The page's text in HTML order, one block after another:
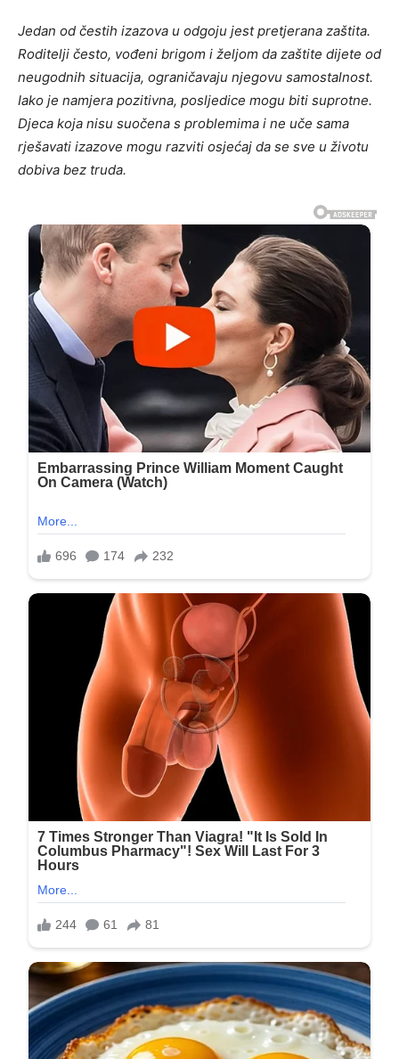
Jedan od čestih izazova u odgoju jest pretjerana zaštita.
Roditelji često, vođeni brigom i željom da zaštite dijete od
neugodnih situacija, ograničavaju njegovu samostalnost.
Iako je namjera pozitivna, posljedice mogu biti suprotne.
Djeca koja nisu suočena s problemima i ne uče sama
rješavati izazove mogu razviti osjećaj da se sve u životu
dobiva bez truda.